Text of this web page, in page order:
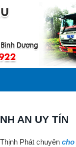
AN UY TÍN
Phát chuyên cho